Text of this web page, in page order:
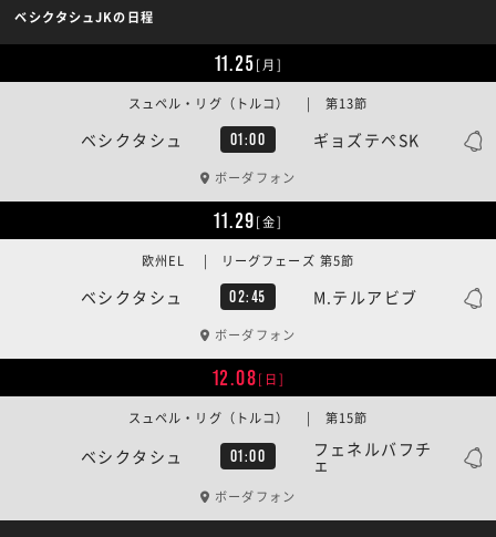
ベシクタシュJKの日程
11.25[月]
ベシクタシュ 01:00 ギョズテペSK
スュペル・リグ（トルコ） | 第13節
ボーダフォン
11.29[金]
ベシクタシュ 02:45 M.テルアビブ
欧州EL | リーグフェーズ 第5節
ボーダフォン
12.08[日]
ベシクタシュ 01:00 フェネルバフチ
ェ
スュペル・リグ（トルコ） | 第15節
ボーダフォン